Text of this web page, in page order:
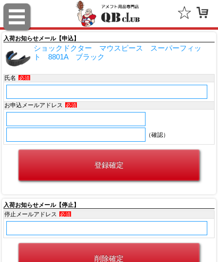
入荷お知らせメール【申込】
ショックドクター マウスピース スーパーフィッ
ト 8801A ブラック
氏名 必須
お申込メールアドレス 必須
（確認）
入荷お知らせメール【停止】
停止メールアドレス
必須
フォーティーセブン（'47）
ファナティクス（Fanatics）
アウトドアキャップ（Outdoor Cap Company）
スポルディング（SPALDING）
ミッチェル＆ネス（Mitchell & Ness）
すべて